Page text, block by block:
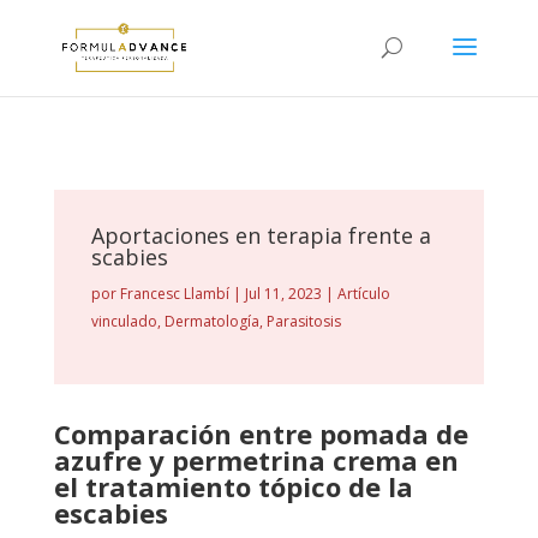
Aportaciones en terapia frente a
scabies
por Francesc Llambí| Jul 11, 2023 | Artículo
vinculado, Dermatología, Parasitosis
Comparación entre pomada de
azufre y permetrina crema en
el tratamiento tópico de la
escabies